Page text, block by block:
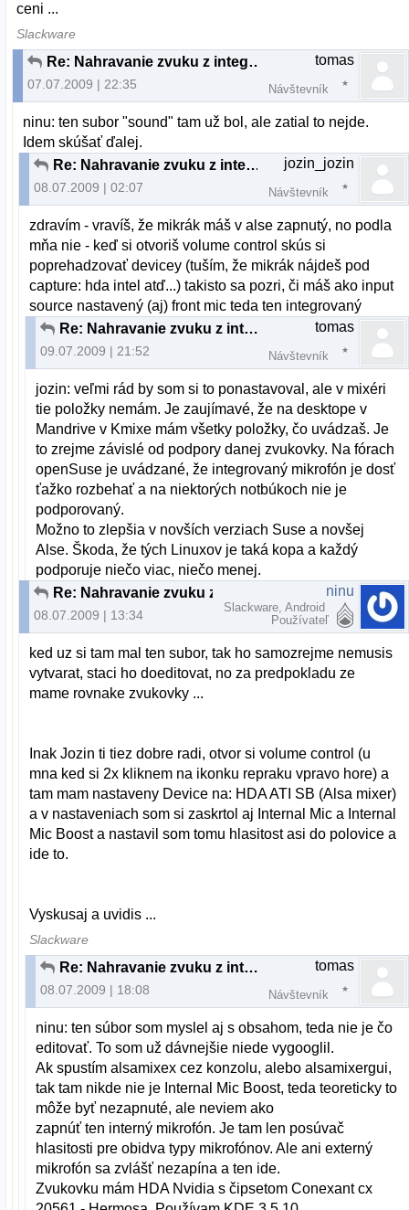
ceni ...
Slackware
Re: Nahravanie zvuku z integrovaneho mikrofona
07.07.2009 | 22:35
tomas
Návštevník
ninu: ten subor "sound" tam už bol, ale zatial to nejde.
Idem skúšať ďalej.
Re: Nahravanie zvuku z integrovaneho mikrofona
08.07.2009 | 02:07
jozin_jozin
Návštevník
zdravím - vravíš, že mikrák máš v alse zapnutý, no podla
mňa nie - keď si otvoriš volume control skús si
poprehadzovať devicey (tuším, že mikrák nájdeš pod
capture: hda intel atď...) takisto sa pozri, či máš ako input
source nastavený (aj) front mic teda ten integrovaný
Re: Nahravanie zvuku z integrovaneho mikrofona
09.07.2009 | 21:52
tomas
Návštevník
jozin: veľmi rád by som si to ponastavoval, ale v mixéri
tie položky nemám. Je zaujímavé, že na desktope v
Mandrive v Kmixe mám všetky položky, čo uvádzaš. Je
to zrejme závislé od podpory danej zvukovky. Na fórach
openSuse je uvádzané, že integrovaný mikrofón je dosť
ťažko rozbehať a na niektorých notbúkoch nie je
podporovaný.
Možno to zlepšia v novších verziach Suse a novšej
Alse. Škoda, že tých Linuxov je taká kopa a každý
podporuje niečo viac, niečo menej.
08.07.2009 | 13:34
ninu
Slackware, Android
Používateľ
ked uz si tam mal ten subor, tak ho samozrejme nemusis
vytvarat, staci ho doeditovat, no za predpokladu ze
mame rovnake zvukovky ...
Inak Jozin ti tiez dobre radi, otvor si volume control (u
mna ked si 2x kliknem na ikonku repraku vpravo hore) a
tam mam nastaveny Device na: HDA ATI SB (Alsa mixer)
a v nastaveniach som si zaskrtol aj Internal Mic a Internal
Mic Boost a nastavil som tomu hlasitost asi do polovice a
ide to.
Vyskusaj a uvidis ...
Slackware
Re: Nahravanie zvuku z integrovaneho mikrofona
08.07.2009 | 18:08
tomas
Návštevník
ninu: ten súbor som myslel aj s obsahom, teda nie je čo
editovať. To som už dávnejšie niede vygooglil.
Ak spustím alsamixex cez konzolu, alebo alsamixergui,
tak tam nikde nie je Internal Mic Boost, teda teoreticky to
môže byť nezapnuté, ale neviem ako
zapnúť ten interný mikrofón. Je tam len posúvač
hlasitosti pre obidva typy mikrofónov. Ale ani externý
mikrofón sa zvlášť nezapína a ten ide.
Zvukovku mám HDA Nvidia s čipsetom Conexant cx